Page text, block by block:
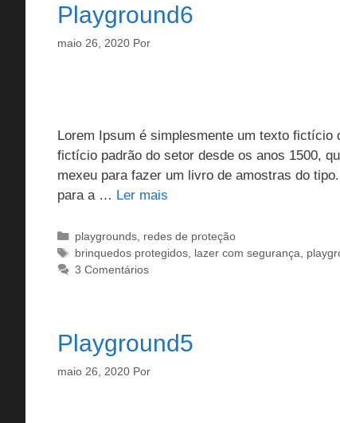
Playground6
maio 26, 2020 Por
Lorem Ipsum é simplesmente um texto
fictício padrão do setor desde os anos 1500,
mexeu para fazer um livro de amostras do
para a … Ler mais
Categorias
playgrounds, redes de proteção
Tags
brinquedos protegidos, lazer com segurança
3 Comentários
Playground5
maio 26, 2020 Por